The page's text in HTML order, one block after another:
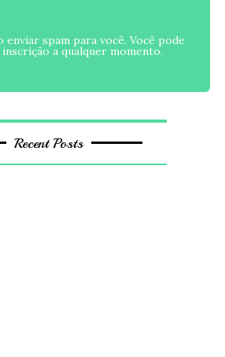
enviar spam para você. Você pode
inscrição a qualquer momento.
Recent Posts